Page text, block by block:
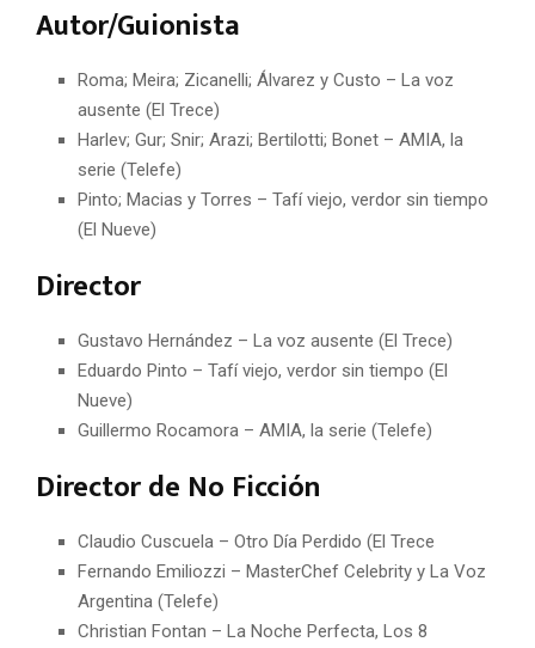
Autor/Guionista
Roma; Meira; Zicanelli; Álvarez y Custo – La voz
ausente (El Trece)
Harlev; Gur; Snir; Arazi; Bertilotti; Bonet – AMIA, la
serie (Telefe)
Pinto; Macias y Torres – Tafí viejo, verdor sin tiempo
(El Nueve)
Director
Gustavo Hernández – La voz ausente (El Trece)
Eduardo Pinto – Tafí viejo, verdor sin tiempo (El
Nueve)
Guillermo Rocamora – AMIA, la serie (Telefe)
Director de No Ficción
Claudio Cuscuela – Otro Día Perdido (El Trece
Fernando Emiliozzi – MasterChef Celebrity y La Voz
Argentina (Telefe)
Christian Fontan – La Noche Perfecta, Los 8